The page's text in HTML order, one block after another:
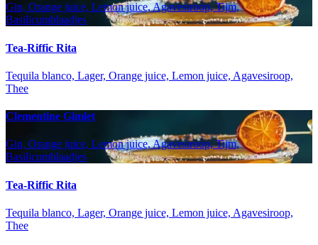
Gin, Orange juice, Lemon juice, Agavesiroop, Tijm,
Basilicumblaadjes
Tea-Riffic Rita
Tequila blanco, Lager, Orange juice, Lemon juice, Agavesiroop,
Thee
Clementine Gimlet
Gin, Orange juice, Lemon juice, Agavesiroop, Tijm,
Basilicumblaadjes
Tea-Riffic Rita
Tequila blanco, Lager, Orange juice, Lemon juice, Agavesiroop,
Thee